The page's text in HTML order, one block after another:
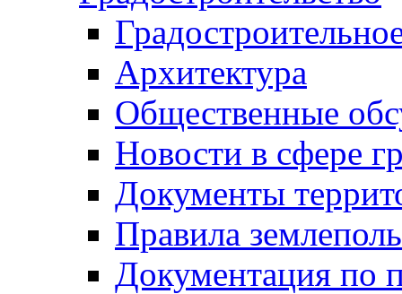
Архитектура
Общественные
Новости в сфере
Документы
Правила
Документация по